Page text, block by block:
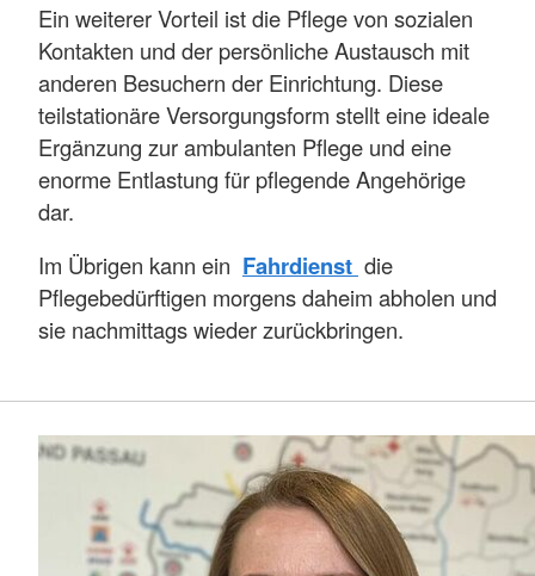
Ein weiterer Vorteil ist die Pflege von sozialen
Kontakten und der persönliche Austausch mit
anderen Besuchern der Einrichtung. Diese
teilstationäre Versorgungsform stellt eine ideale
Ergänzung zur ambulanten Pflege und eine
enorme Entlastung für pflegende Angehörige
dar.
Im Übrigen kann ein Fahrdienst die
Pflegebedürftigen morgens daheim abholen und
sie nachmittags wieder zurückbringen.